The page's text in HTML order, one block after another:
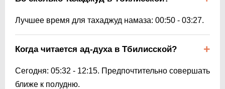
Лучшее время для тахаджуд намаза: 00:50 - 03:27.
Когда читается ад-духа в Тбилисской?
Сегодня: 05:32 - 12:15. Предпочтительно совершать
ближе к полудню.